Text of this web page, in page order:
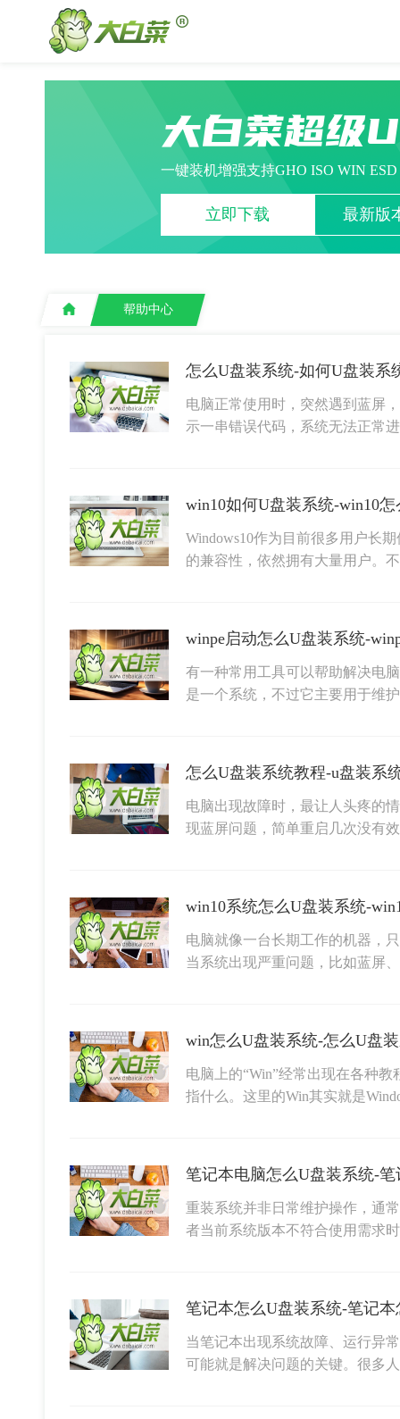
大白菜超级
一键装机增强支持GHO ISO WIN
立即下载 最新版
帮助中心
怎么U盘装系统-如何U盘装系
电脑正常使用时，突然遇到蓝屏
示一串错误代码，系统无法正常
win10如何U盘装系统-win10
Windows10作为目前很多用户长
的兼容性，依然拥有大量用户。
winpe启动怎么U盘装系统-
有一种常用工具可以帮助解决电
是一个系统，不过它主要用于维
怎么U盘装系统教程-u盘装系
电脑出现故障时，最让人头疼的
现蓝屏问题，简单重启几次没有
win10系统怎么U盘装系统-
电脑就像一台长期工作的机器，
当系统出现严重问题，比如蓝屏
win怎么U盘装系统-怎么U盘
电脑上的“Win”经常出现在各种
指什么。这里的Win其实就是
笔记本电脑怎么U盘装系统-
重装系统并非日常维护操作，通
者当前系统版本不符合使用需求
笔记本怎么U盘装系统-笔记
当笔记本出现系统故障、运行异
可能就是解决问题的关键。很多